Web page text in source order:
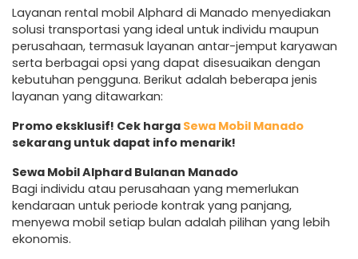
Layanan rental mobil Alphard di Manado menyediakan
solusi transportasi yang ideal untuk individu maupun
perusahaan, termasuk layanan antar-jemput karyawan
serta berbagai opsi yang dapat disesuaikan dengan
kebutuhan pengguna. Berikut adalah beberapa jenis
layanan yang ditawarkan:
Promo eksklusif! Cek harga Sewa Mobil Manado
sekarang untuk dapat info menarik!
Sewa Mobil Alphard Bulanan Manado
Bagi individu atau perusahaan yang memerlukan
kendaraan untuk periode kontrak yang panjang,
menyewa mobil setiap bulan adalah pilihan yang lebih
ekonomis.